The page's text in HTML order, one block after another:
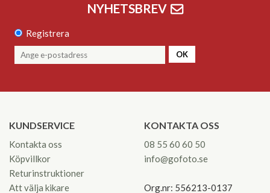
NYHETSBREV
Registrera
OK
KUNDSERVICE
Kontakta oss
Köpvillkor
Returinstruktioner
Att välja kikare
KONTAKTA OSS
08 55 60 60 50
info@gofoto.se
Org.nr: 556213-0137